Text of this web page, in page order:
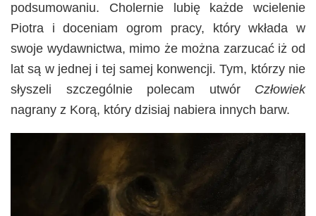
podsumowaniu. Cholernie lubię każde wcielenie
Piotra i doceniam ogrom pracy, który wkłada w
swoje wydawnictwa, mimo że można zarzucać iż od
lat są w jednej i tej samej konwencji. Tym, którzy nie
słyszeli szczególnie polecam utwór Człowiek
nagrany z Korą, który dzisiaj nabiera innych barw.